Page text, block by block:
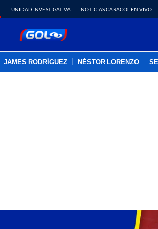
UNIDAD INVESTIGATIVA NOTICIAS CARACOL EN VIVO
JAMES RODRÍGUEZ NÉSTOR LORENZO